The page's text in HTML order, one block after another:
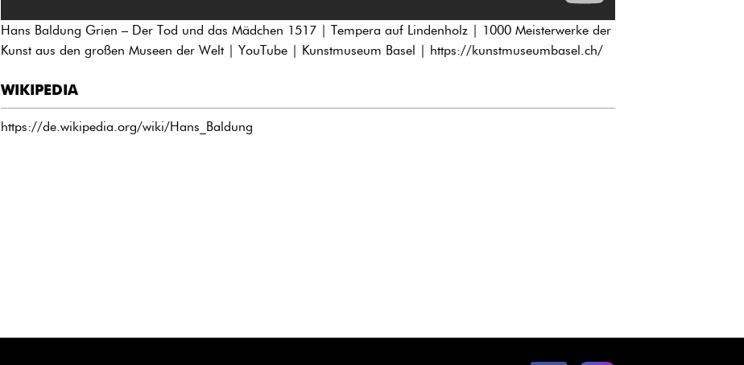
Hans Baldung Grien – Der Tod und das Mädchen 1517 | Tempera auf Lindenholz | 1000 Meisterwerke der
Kunst aus den großen Museen der Welt | YouTube | Kunstmuseum Basel | https://kunstmuseumbasel.ch/
WIKIPEDIA
https://de.wikipedia.org/wiki/Hans_Baldung